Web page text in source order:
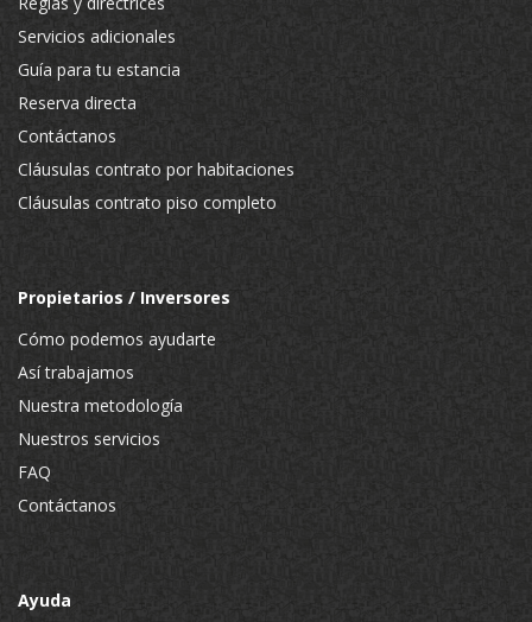
Servicios adicionales
Guía para tu estancia
Reserva directa
Contáctanos
Cláusulas contrato por habitaciones
Cláusulas contrato piso completo
Propietarios / Inversores
Cómo podemos ayudarte
Así trabajamos
Nuestra metodología
Nuestros servicios
FAQ
Contáctanos
Ayuda